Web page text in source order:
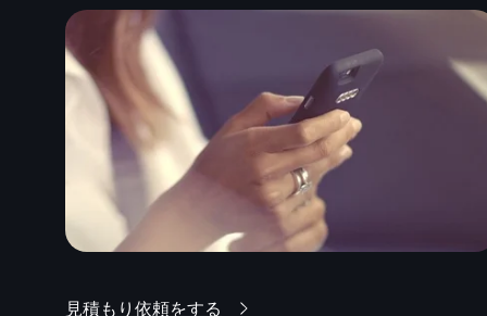
見積もり依頼をする